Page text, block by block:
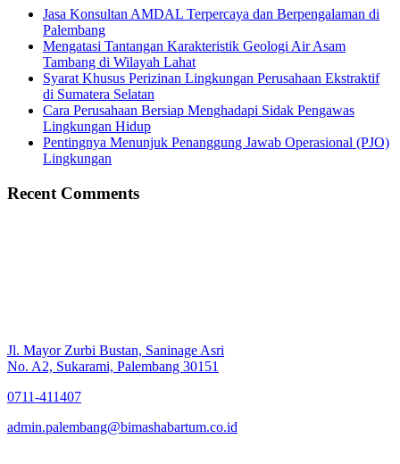
Jasa Konsultan AMDAL Terpercaya dan Berpengalaman di
Palembang
Mengatasi Tantangan Karakteristik Geologi Air Asam
Tambang di Wilayah Lahat
Syarat Khusus Perizinan Lingkungan Perusahaan Ekstraktif
di Sumatera Selatan
Cara Perusahaan Bersiap Menghadapi Sidak Pengawas
Lingkungan Hidup
Pentingnya Menunjuk Penanggung Jawab Operasional (PJO)
Lingkungan
Recent Comments
Jl. Mayor Zurbi Bustan, Saninage Asri
No. A2, Sukarami, Palembang 30151
0711-411407
admin.palembang@bimashabartum.co.id